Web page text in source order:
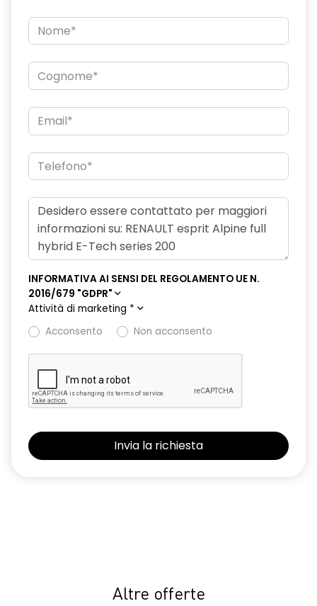
INFORMATIVA AI SENSI DEL REGOLAMENTO UE N.
2016/679 "GDPR"
Attività di marketing *
Acconsento
Non acconsento
Altre offerte